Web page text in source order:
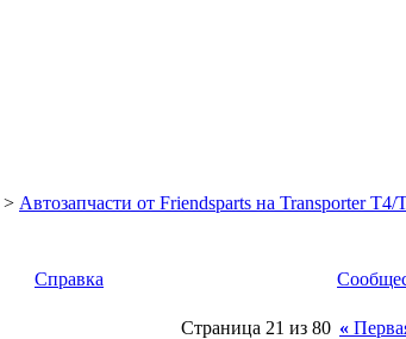
> Автозапчасти от Friendsparts на Transporter
Справка
Страница 21 из 80 «